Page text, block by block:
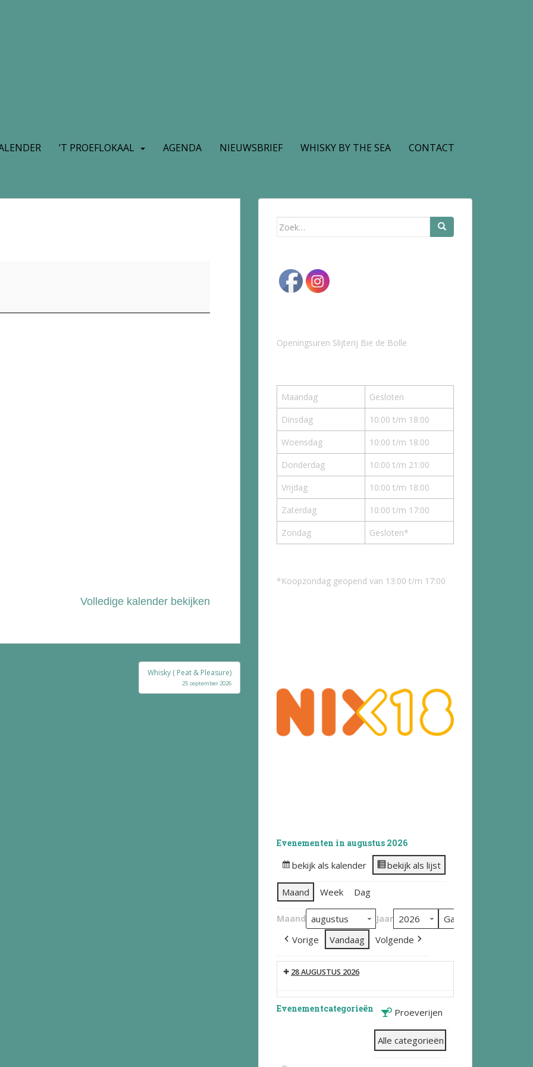
’T PROEFLOKAAL AGENDA NIEUWSBRIEF WHISKY BY THE SEA CONTACT
Volledige kalender bekijken
Whisky ( Peat & Pleasure)
25 september 2026
Zoek
Openingsuren Slijterij Bie de Bolle
Maandag
Gesloten
Dinsdag
10:00 t/m 18:00
Woensdag
10:00 t/m 18:00
Donderdag
10:00 t/m 21:00
Vrijdag
10:00 t/m 18:00
Zaterdag
10:00 t/m 17:00
Zondag
Gesloten*
*Koopzondag geopend van 13:00 t/m 17:00
Evenementen in augustus 2026
bekijk als kalender bekijk als lijst
Maand Week Dag
Maand Jaar
Vorige Vandaag Volgende
28 AUGUSTUS 2026
Evenementcategorieën Proeverijen
Alle categorieën